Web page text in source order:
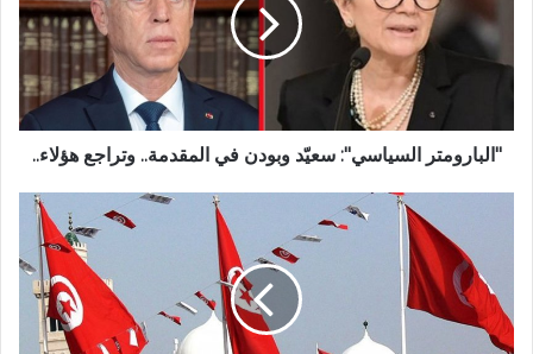
"البارومتر السياسي": سعيّد وبودن في المقدمة.. وتراجع هؤلاء..